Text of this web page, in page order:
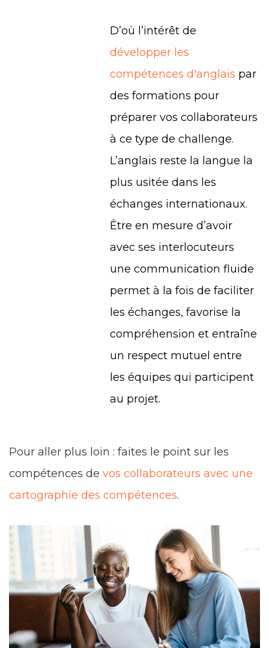
D’où l’intérêt de
développer les
compétences d'anglais par
des formations pour
préparer vos collaborateurs
à ce type de challenge.
L’anglais reste la langue la
plus usitée dans les
échanges internationaux.
Être en mesure d’avoir
avec ses interlocuteurs
une communication fluide
permet à la fois de faciliter
les échanges, favorise la
compréhension et entraîne
un respect mutuel entre
les équipes qui participent
au projet.
Pour aller plus loin : faites le point sur les
compétences de vos collaborateurs avec une
cartographie des compétences.